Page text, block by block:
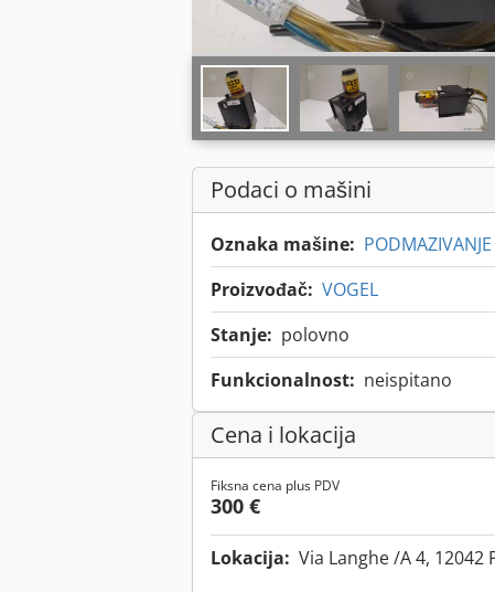
Podaci o mašini
Oznaka mašine:
Proizvođač: VOGEL
Stanje: polovno
Funkcionalnost: neispitano
Cena i lokacija
Fiksna cena plus PDV
300 €
Lokacija: Via Langhe /A 4, 12042